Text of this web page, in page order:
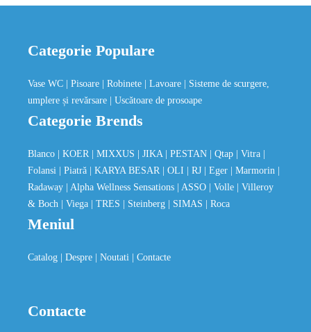
Categorie Populare
Vase WC | Pisoare | Robinete | Lavoare
| Sisteme de scurgere,
umplere și revărsare
| Uscătoare de prosoape
Categorie Brends
Blanco | KOER | MIXXUS | JIKA | PESTAN | Qtap | Vitra
Folansi
| Piatră | KARYA BESAR | OLI | RJ | Eger | Marmorin
Radaway
| Alpha Wellness Sensations | ASSO | Volle
| Villeroy
& Boch
| Viega | TRES | Steinberg | SIMAS | Roca
Meniul
Catalog | Despre | Noutati | Contacte
Contacte